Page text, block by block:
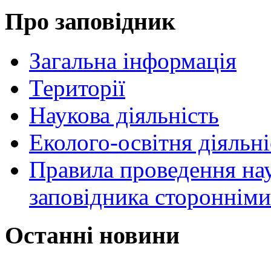
Про заповідник
Загальна інформація
Території
Наукова діяльність
Еколого-освітня
Правила проведення
заповідника
Останні новини